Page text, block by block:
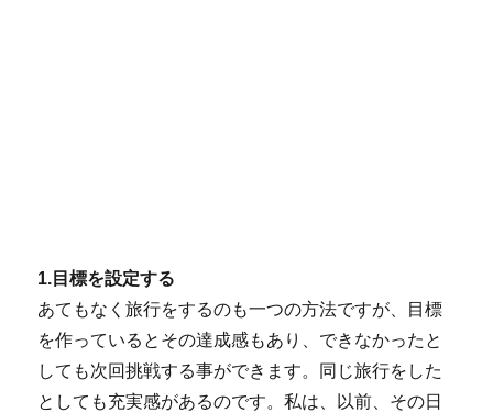
1.目標を設定する
あてもなく旅行をするのも一つの方法ですが、目標
を作っているとその達成感もあり、できなかったと
しても次回挑戦する事ができます。同じ旅行をした
としても充実感があるのです。私は、以前、その日